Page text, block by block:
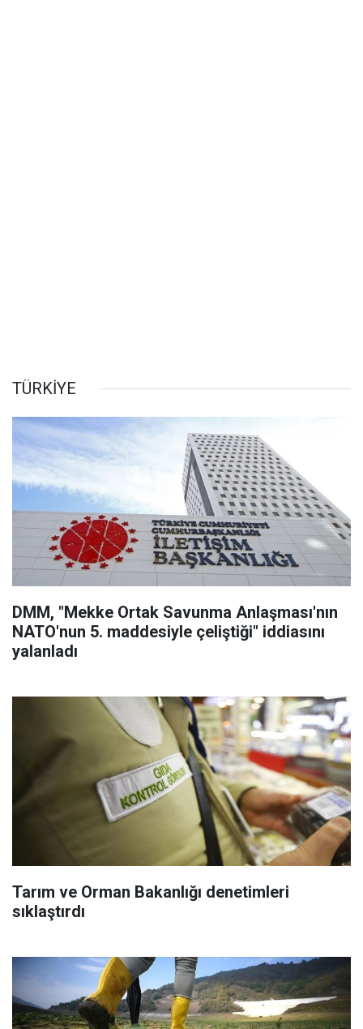
TÜRKİYE
DMM, "Mekke Ortak Savunma Anlaşması'nın
NATO'nun 5. maddesiyle çeliştiği" iddiasını
yalanladı
Tarım ve Orman Bakanlığı denetimleri
sıklaştırdı